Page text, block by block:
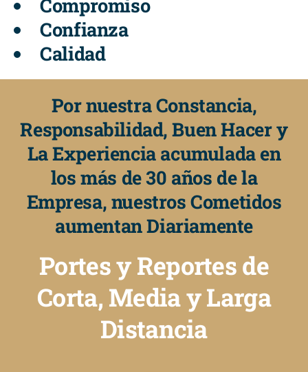
Compromiso
Confianza
Calidad
Por nuestra Constancia,
Responsabilidad, Buen Hacer y
La Experiencia acumulada en
los más de 30 años de la
Empresa, nuestros Cometidos
aumentan Diariamente
Portes y Reportes de
Corta, Media y Larga
Distancia